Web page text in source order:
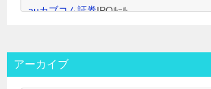
auカブコム証券IPOﾙｰﾙ
三菱ＵＦＪ証券
みずほ証券IPOﾙｰﾙ
アーカイブ